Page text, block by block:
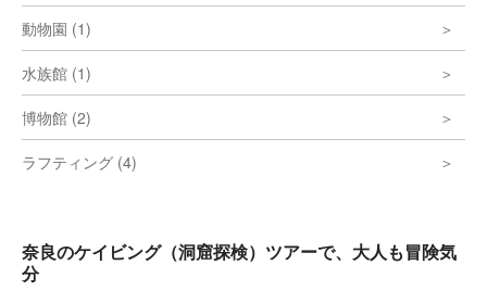
動物園 (1)
水族館 (1)
博物館 (2)
ラフティング (4)
奈良のケイビング（洞窟探検）ツアーで、大人も冒険気
分